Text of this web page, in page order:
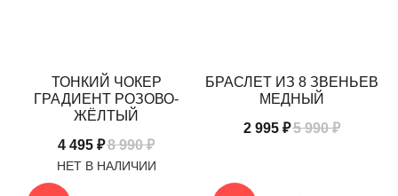
ТОНКИЙ ЧОКЕР
ГРАДИЕНТ РОЗОВО-
ЖЁЛТЫЙ
4 495 ₽8 990 ₽
БРАСЛЕТ ИЗ 8 ЗВЕНЬЕВ
МЕДНЫЙ
2 995 ₽5 990 ₽